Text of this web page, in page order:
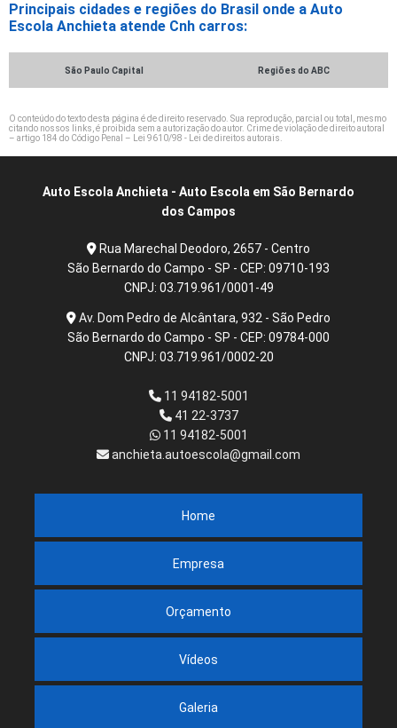
Principais cidades e regiões do Brasil onde a Auto
Escola Anchieta atende Cnh carros:
São Paulo Capital Regiões do ABC
O conteúdo do texto desta página é de direito reservado. Sua reprodução, parcial ou total, mesmo
citando nossos links, é proibida sem a autorização do autor. Crime de violação de direito autoral
– artigo 184 do Código Penal – Lei 9610/98 - Lei de direitos autorais.
Auto Escola Anchieta - Auto Escola em São Bernardo
dos Campos
Rua Marechal Deodoro, 2657 - Centro
São Bernardo do Campo - SP - CEP: 09710-193
CNPJ: 03.719.961/0001-49
Av. Dom Pedro de Alcântara, 932 - São Pedro
São Bernardo do Campo - SP - CEP: 09784-000
CNPJ: 03.719.961/0002-20
11 94182-5001
41 22-3737
11 94182-5001
anchieta.autoescola@gmail.com
Home
Empresa
Orçamento
Vídeos
Galeria